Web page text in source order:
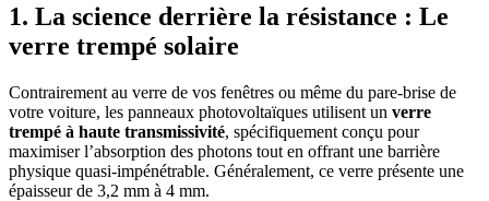
1. La science derrière la résistance : Le
verre trempé solaire
Contrairement au verre de vos fenêtres ou même du pare-brise de
votre voiture, les panneaux photovoltaïques utilisent un verre
trempé à haute transmissivité, spécifiquement conçu pour
maximiser l’absorption des photons tout en offrant une barrière
physique quasi-impénétrable. Généralement, ce verre présente une
épaisseur de 3,2 mm à 4 mm.